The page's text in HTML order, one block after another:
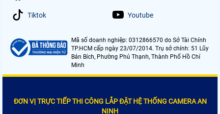
Tiktok Youtube
Mã số doanh nghiệp: 0312866570 do Sở Tài Chính
TP.HCM cấp ngày 23/07/2014. Trụ sở chính: 51 Lũy
Bán Bích, Phường Phú Thạnh, Thành Phố Hồ Chí
Minh
ĐƠN VỊ TRỰC TIẾP THI CÔNG LẮP ĐẶT HỆ THỐNG CAMERA AN
NINH